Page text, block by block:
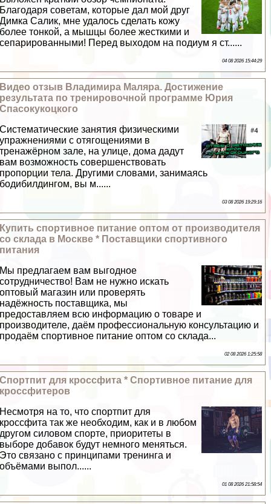
Благодаря советам, которые дал мой друг
Димка Салик, мне удалось сделать кожу
более тонкой, а мышцы более жесткими и
сепарированными! Перед выходом на подиум я ст......
04 08 2026 15:44:29
Видео отзыв Владимира Маляра. Достижение
результата по тренировочной программе Юрия
Спасокукоцкого
Систематические занятия физическими
упражнениями с отягощениями в
тренажёрном зале, на улице, дома дадут
вам возможность совершенствовать
пропорции тела. Другими словами, занимаясь
бодибилдингом, вы м......
03 08 2026 19:29:16
Купить спортивное питание оптом от производителя
со склада в Москве * Поставщики спортивного
питания
Мы предлагаем вам выгодное
сотрудничество! Вам не нужно искать
оптовый магазин или проверять
надёжность поставщика, мы
предоставляем всю информацию о товаре и
производителе, даём профессиональную консультацию и
продаём спортивное питание оптом со склада...
02 08 2026 1:25:58
Спортпит для кроссфита * Спортивное питание для
кроссфитеров
Несмотря на то, что спортпит для
кроссфита так же необходим, как и в любом
другом силовом спорте, приоритеты в
выборе добавок будут немного меняться.
Это связано с принципами тренинга и
объёмами выпол......
01 08 2026 21:58:54